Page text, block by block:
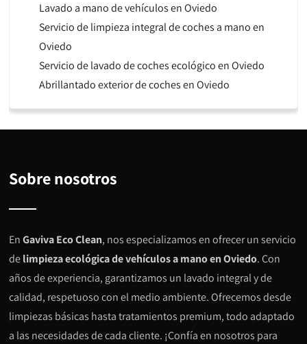
Lavado a mano de vehículos en Oviedo
Servicio de limpieza integral de coches a mano en
Oviedo
Servicio de lavado de coches ecológico en Oviedo
Abrillantado exterior de coches en Oviedo
Sobre nosotros
EnGaviva Eco Clean, nos especializamos en ofrecer un servicio
delimpieza ecológica de vehículos a mano en Oviedo. Con
años de experiencia, garantizamos un lavado integral y de
calidad, respetuoso con el medio ambiente. Ofrecemos desde
limpiezas básicas hasta tratamientos premium, todo adaptado
a las necesidades de cada cliente. ¡Confía en nosotros para